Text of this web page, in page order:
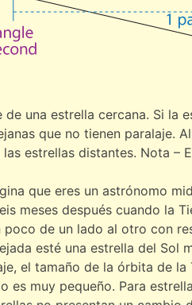
de una estrella cercana. Si
que no tienen paralaje.
estrellas distantes. Nota –
que eres un astrónomo
meses después cuando la
de un lado al otro con
esté una estrella del Sol
el tamaño de la órbita de
es muy pequeño. Para